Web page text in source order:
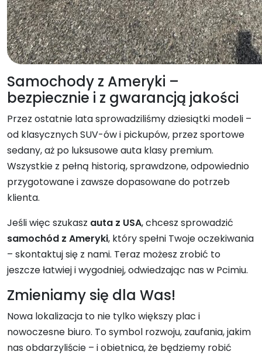
Samochody z Ameryki –
bezpiecznie i z gwarancją jakości
Przez ostatnie lata sprowadziliśmy dziesiątki modeli –
od klasycznych SUV-ów i pickupów, przez sportowe
sedany, aż po luksusowe auta klasy premium.
Wszystkie z pełną historią, sprawdzone, odpowiednio
przygotowane i zawsze dopasowane do potrzeb
klienta.
Jeśli więc szukasz auta z USA, chcesz sprowadzić
samochód z Ameryki, który spełni Twoje oczekiwania
– skontaktuj się z nami. Teraz możesz zrobić to
jeszcze łatwiej i wygodniej, odwiedzając nas w Pcimiu.
Zmieniamy się dla Was!
Nowa lokalizacja to nie tylko większy plac i
nowoczesne biuro. To symbol rozwoju, zaufania, jakim
nas obdarzyliście – i obietnica, że będziemy robić